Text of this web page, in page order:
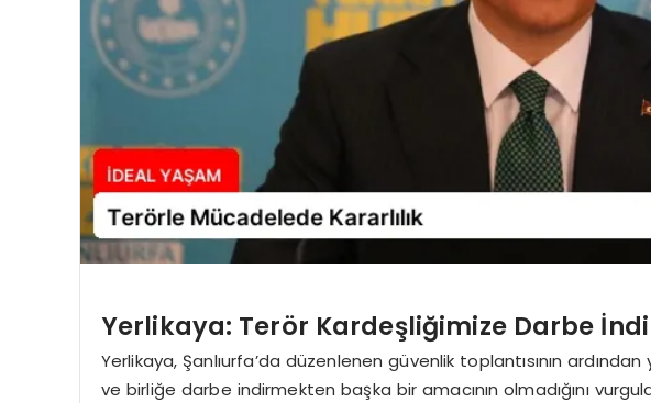
Yerlikaya: Terör Kardeşliğimize Darbe
Yerlikaya, Şanlıurfa’da düzenlenen güvenlik toplantısının
ve birliğe darbe indirmekten başka bir amacının olmadığını